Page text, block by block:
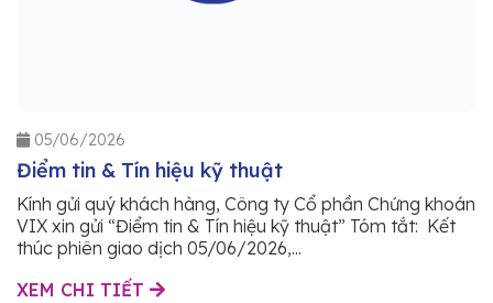
05/06/2026
Điểm tin & Tín hiệu kỹ thuật
Kính gửi quý khách hàng, Công ty Cổ phần Chứng khoán
VIX xin gửi “Điểm tin & Tín hiệu kỹ thuật” Tóm tắt: Kết
thúc phiên giao dịch 05/06/2026,...
XEM CHI TIẾT